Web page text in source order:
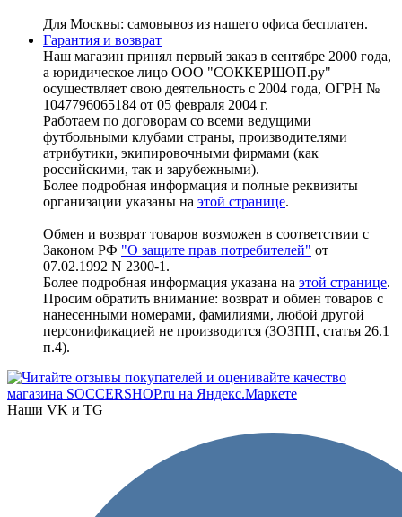
Для Москвы: самовывоз из нашего офиса бесплатен.
Гарантия и возврат
Наш магазин принял первый заказ в сентябре 2000 года,
а юридическое лицо ООО "СОККЕРШОП.ру"
осуществляет свою деятельность с 2004 года, ОГРН №
1047796065184 от 05 февраля 2004 г.
Работаем по договорам со всеми ведущими
футбольными клубами страны, производителями
атрибутики, экипировочными фирмами (как
российскими, так и зарубежными).
Более подробная информация и полные реквизиты
организации указаны на этой странице.
Обмен и возврат товаров возможен в соответствии с
Законом РФ "О защите прав потребителей" от
07.02.1992 N 2300-1.
Более подробная информация указана на этой странице.
Просим обратить внимание: возврат и обмен товаров с
нанесенными номерами, фамилиями, любой другой
персонификацией не производится (ЗОЗПП, статья 26.1
п.4).
Наши VK и TG